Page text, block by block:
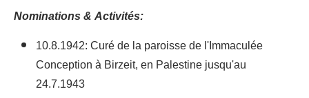
Nominations & Activités:
10.8.1942: Curé de la paroisse de l'Immaculée
Conception à Birzeit, en Palestine jusqu'au
24.7.1943